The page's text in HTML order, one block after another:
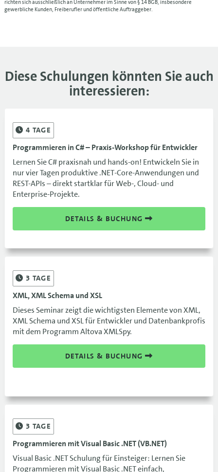
richten sich ausschließlich an Unternehmer im Sinne von § 14 BGB, insbesondere
gewerbliche Kunden, Freiberufler und öffentliche Auftraggeber.
Diese Schulungen könnten Sie auch
interessieren:
4 TAGE
Programmieren in C# – Praxis-Workshop für Entwickler
Lernen Sie C# praxisnah und hands-on! Entwickeln Sie in
nur vier Tagen produktive .NET-Core-Anwendungen und
REST-APIs – direkt startklar für Web-, Cloud- und
Enterprise-Projekte.
DETAILS & BUCHUNG
3 TAGE
XML, XML Schema und XSL
Dieses Seminar zeigt die wichtigsten Elemente von XML,
XML Schema und XSL für Entwickler und Datenbankprofis
mit dem Programm Altova XMLSpy.
DETAILS & BUCHUNG
3 TAGE
Programmieren mit Visual Basic .NET (VB.NET)
Visual Basic .NET Schulung für Einsteiger: Lernen Sie
Programmieren mit Visual Basic .NET einfach,